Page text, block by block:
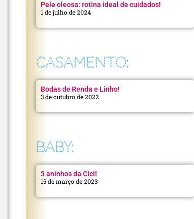
Pele oleosa: rotina ideal de cuidados!
1 de julho de 2024
CASAMENTO:
Bodas de Renda e Linho!
3 de outubro de 2022
BABY:
3 aninhos da Cici!
15 de março de 2023